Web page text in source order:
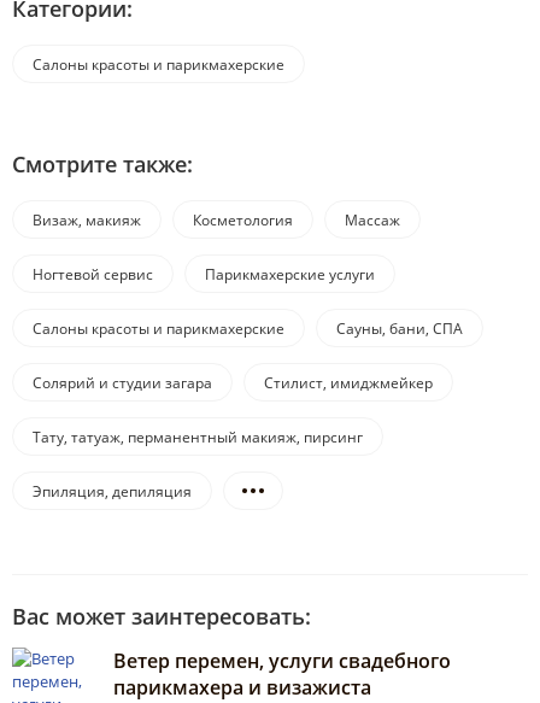
Категории:
Салоны красоты и парикмахерские
Смотрите также:
Визаж, макияж Косметология Массаж
Ногтевой сервис Парикмахерские услуги
Салоны красоты и парикмахерские Сауны, бани, СПА
Солярий и студии загара Стилист, имиджмейкер
Тату, татуаж, перманентный макияж, пирсинг
Эпиляция, депиляция
Вас может заинтересовать:
Ветер перемен, услуги свадебного
парикмахера и визажиста